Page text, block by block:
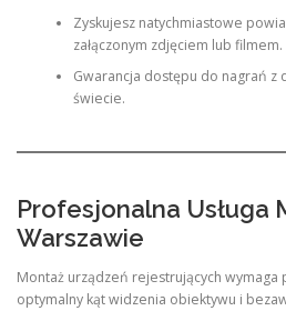
Zyskujesz natychmiastowe
załączonym zdjęciem lub filmem.
Gwarancja dostępu do nagrań z
świecie.
Profesjonalna Usługa
Warszawie
Montaż urządzeń rejestrujących wymaga
optymalny kąt widzenia obiektywu i